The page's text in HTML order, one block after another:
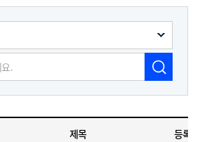
제목 등록일